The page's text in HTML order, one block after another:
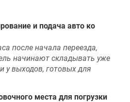
и подача авто ко
после начала переезда,
начинают складывать уже
у выходов, готовых для
места для погрузки